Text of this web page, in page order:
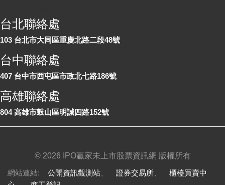
台北聯絡處
103 台北市大同區重慶北路二段48號
台中聯絡處
407 台中市西屯區市政北七路186號
高雄聯絡處
804 高雄市鼓山區明誠四路152號
© 2026 IPO贏家未上市股票資訊網 版權所有
網站連結: 公開資訊觀測站 證券交易所
櫃檯買賣中